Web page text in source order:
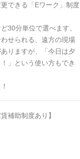
できる「Eワーク」制度
30分単位で選べます。
せられる、遠方の現場
りますが、「今日は夕
」という使い方もでき
補助制度あり】